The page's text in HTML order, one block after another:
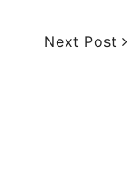
Next Post